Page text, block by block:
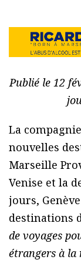
Publié le 12
La
nouvelles
Marseille
Venise et la
jours,
destinations
de voyages
étrangers à la